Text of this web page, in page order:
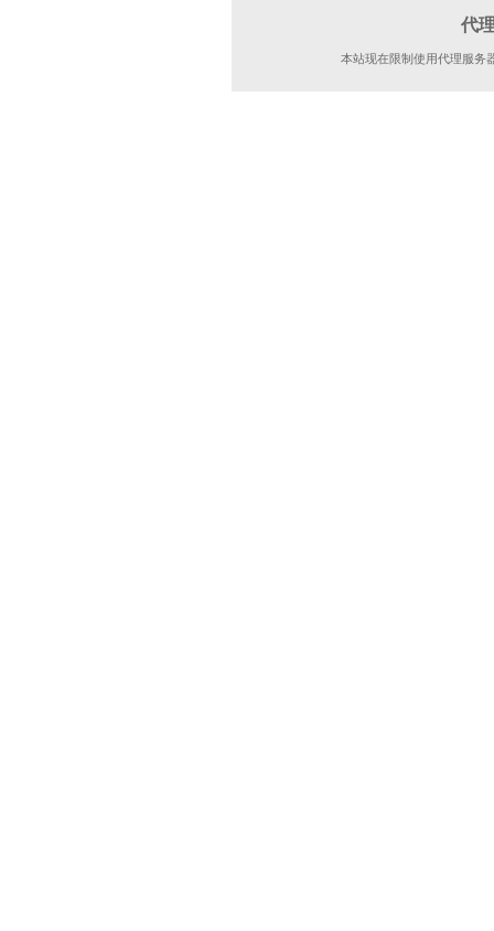
代
本站现在限制使用代理服务